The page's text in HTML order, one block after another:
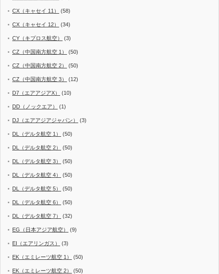
CX（キャセイ 11） (58)
CX（キャセイ 12） (34)
CY（キプロス航空） (3)
CZ（中国南方航空 1） (50)
CZ（中国南方航空 2） (50)
CZ（中国南方航空 3） (12)
D7（エアアジアX） (10)
DD（ノックエア） (1)
DJ（エアアジアジャパン） (3)
DL（デルタ航空 1） (50)
DL（デルタ航空 2） (50)
DL（デルタ航空 3） (50)
DL（デルタ航空 4） (50)
DL（デルタ航空 5） (50)
DL（デルタ航空 6） (50)
DL（デルタ航空 7） (32)
EG（日本アジア航空） (9)
EI（エアリンガス） (3)
EK（エミレーツ航空 1） (50)
EK（エミレーツ航空 2） (50)